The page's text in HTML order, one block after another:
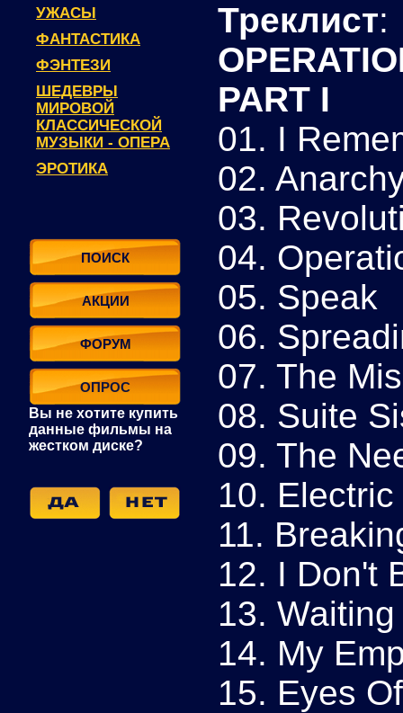
УЖАСЫ
ФАНТАСТИКА
ФЭНТЕЗИ
ШЕДЕВРЫ
МИРОВОЙ
КЛАССИЧЕСКОЙ
МУЗЫКИ - ОПЕРА
ЭРОТИКА
ПОИСК
АКЦИИ
ФОРУМ
ОПРОС
Вы не хотите купить
данные фильмы на
жестком диске?
Треклист:
PART I
01. I
02.
03.
04.
05. Speak
06.
07. The
08. Suite
09. The
10.
11.
12. I Don't
13.
14. My
15. Eyes